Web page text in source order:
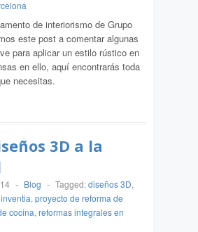
de interiorismo de Grupo
este post a comentar algunas
para aplicar un estilo rústico en
en ello, aquí encontrarás toda
necesitas.
3D a la
- Blog - Tagged:diseños 3D,
, proyecto de reforma de
cocina, reformas integrales en